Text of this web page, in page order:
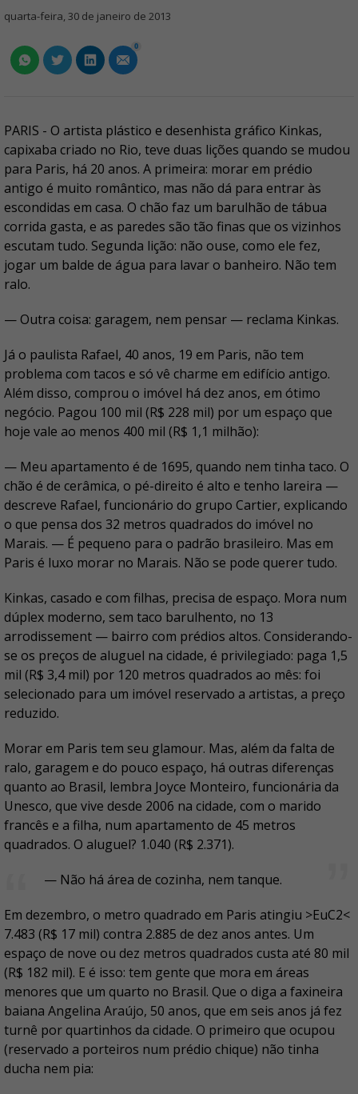
quarta-feira, 30 de janeiro de 2013
0
PARIS - O artista plástico e desenhista gráfico Kinkas,
capixaba criado no Rio, teve duas lições quando se mudou
para Paris, há 20 anos. A primeira: morar em prédio
antigo é muito romântico, mas não dá para entrar às
escondidas em casa. O chão faz um barulhão de tábua
corrida gasta, e as paredes são tão finas que os vizinhos
escutam tudo. Segunda lição: não ouse, como ele fez,
jogar um balde de água para lavar o banheiro. Não tem
ralo.
— Outra coisa: garagem, nem pensar — reclama Kinkas.
Já o paulista Rafael, 40 anos, 19 em Paris, não tem
problema com tacos e só vê charme em edifício antigo.
Além disso, comprou o imóvel há dez anos, em ótimo
negócio. Pagou 100 mil (R$ 228 mil) por um espaço que
hoje vale ao menos 400 mil (R$ 1,1 milhão):
— Meu apartamento é de 1695, quando nem tinha taco. O
chão é de cerâmica, o pé-direito é alto e tenho lareira —
descreve Rafael, funcionário do grupo Cartier, explicando
o que pensa dos 32 metros quadrados do imóvel no
Marais. — É pequeno para o padrão brasileiro. Mas em
Paris é luxo morar no Marais. Não se pode querer tudo.
Kinkas, casado e com filhas, precisa de espaço. Mora num
dúplex moderno, sem taco barulhento, no 13
arrodissement — bairro com prédios altos. Considerando-
se os preços de aluguel na cidade, é privilegiado: paga 1,5
mil (R$ 3,4 mil) por 120 metros quadrados ao mês: foi
selecionado para um imóvel reservado a artistas, a preço
reduzido.
Morar em Paris tem seu glamour. Mas, além da falta de
ralo, garagem e do pouco espaço, há outras diferenças
quanto ao Brasil, lembra Joyce Monteiro, funcionária da
Unesco, que vive desde 2006 na cidade, com o marido
francês e a filha, num apartamento de 45 metros
quadrados. O aluguel? 1.040 (R$ 2.371).
— Não há área de cozinha, nem tanque.
Em dezembro, o metro quadrado em Paris atingiu >EuC2<
7.483 (R$ 17 mil) contra 2.885 de dez anos antes. Um
espaço de nove ou dez metros quadrados custa até 80 mil
(R$ 182 mil). E é isso: tem gente que mora em áreas
menores que um quarto no Brasil. Que o diga a faxineira
baiana Angelina Araújo, 50 anos, que em seis anos já fez
turnê por quartinhos da cidade. O primeiro que ocupou
(reservado a porteiros num prédio chique) não tinha
ducha nem pia: